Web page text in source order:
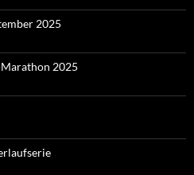
2025
2025